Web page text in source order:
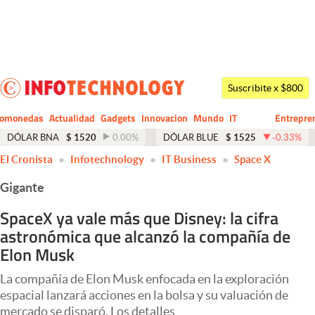
Dólar
Economía y Política
Finanzas y Mercados
Mercados Online
Negocios
Columnistas
Apertura
Suscribite x $800
Actualidad Gadgets Innovacion Mundo
CIO
IT
Business
DÓLAR BNA $ 1520 0.00% DÓLAR BLUE $ 1525 -0.33%
El Cronista Infotechnology IT Business Space X
Gigante
SpaceX ya vale más que Disney: la cifra
astronómica que alcanzó la compañía de
Elon Musk
La compañía de Elon Musk enfocada en la exploración
espacial lanzará acciones en la bolsa y su valuación de
mercado se disparó. Los detalles